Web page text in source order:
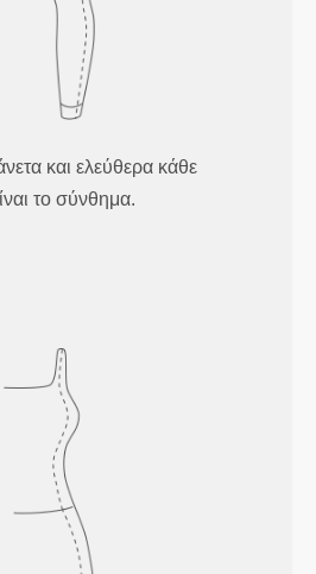
και ελεύθερα κάθε
το σύνθημα.